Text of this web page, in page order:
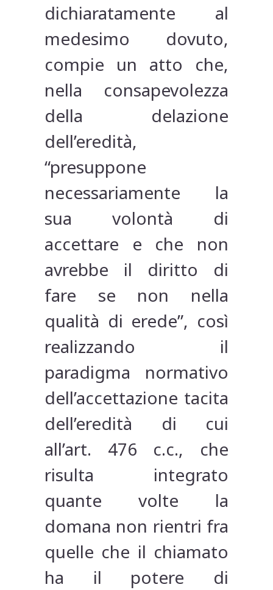
dichiaratamente al
medesimo dovuto,
compie un atto che,
nella consapevolezza
della delazione
dell’eredità,
“presuppone
necessariamente la
sua volontà di
accettare e che non
avrebbe il diritto di
fare se non nella
qualità di erede”, così
realizzando il
paradigma normativo
dell’accettazione tacita
dell’eredità di cui
all’art. 476 c.c., che
risulta integrato
quante volte la
doman­a non rientri fra
quelle che il chiamato
ha il potere di